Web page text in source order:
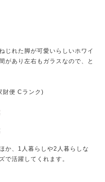
じれた脚が可愛いらしいホワイ
があり左右もガラスなので、と
便 Cランク)
か、1人暮らしや2人暮らしな
で活躍してくれます。